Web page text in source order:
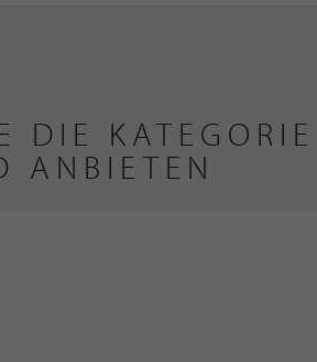
DIE KATEGORIE
ANBIETEN